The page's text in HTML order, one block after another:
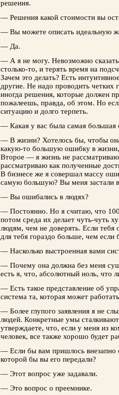
решения.
— Решения какой стоимости вы
— Вы можете описать идеальную
— Да.
— А я не могу. Невозможно
столько-то, и терять время на
Зачем это делать? Есть
другие. Не надо проводить четких
иногда решения, которые должен
пожалеешь, правда, об этом. Но
ситуацию и долго терпеть.
— Какая у вас была самая большая
— В жизни? Хотелось бы, чтобы
какую-то большую ошибку в жизни,
Второе — я жизнь не
рассматриваю как полученные
В бизнесе же я совершал массу
самую большую? Вы меня застали
— Вы ошибались в людях?
— Постоянно. Но я считаю, что
потом среда их делает чуть-чуть
людям, чем не доверять. Если тебя
для тебя гораздо больше, чем
— Насколько выстроенная вами
— Почему она должна без меня
есть я, что, абсолютный ноль, что
— Есть такое представление об
система та, которая может
— Более глупого заявления я не
людей. Конкретные умы
утверждаете, что, если у меня из
человек, все также хорошо будет
— Если бы вам пришлось внезапно
которой бы вы его передали?
— Этот вопрос уже задавали.
— Это вопрос о преемнике.